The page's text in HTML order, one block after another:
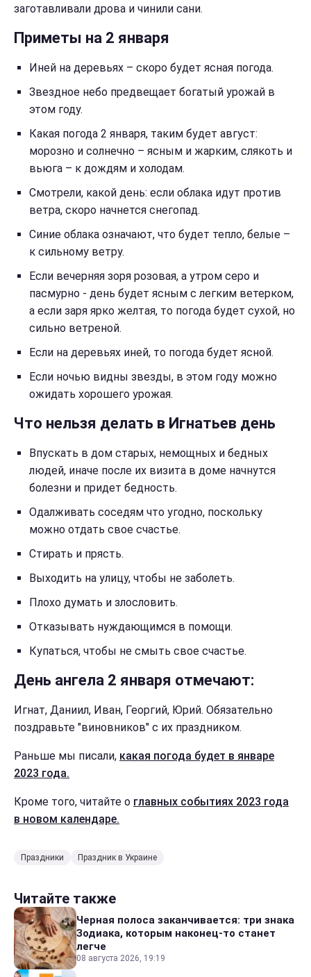
заготавливали дрова и чинили сани.
Приметы на 2 января
Иней на деревьях – скоро будет ясная погода.
Звездное небо предвещает богатый урожай в
этом году.
Какая погода 2 января, таким будет август:
морозно и солнечно – ясным и жарким, слякоть и
вьюга – к дождям и холодам.
Смотрели, какой день: если облака идут против
ветра, скоро начнется снегопад.
Синие облака означают, что будет тепло, белые –
к сильному ветру.
Если вечерняя зоря розовая, а утром серо и
пасмурно - день будет ясным с легким ветерком,
а если заря ярко желтая, то погода будет сухой, но
сильно ветреной.
Если на деревьях иней, то погода будет ясной.
Если ночью видны звезды, в этом году можно
ожидать хорошего урожая.
Что нельзя делать в Игнатьев день
Впускать в дом старых, немощных и бедных
людей, иначе после их визита в доме начнутся
болезни и придет бедность.
Одалживать соседям что угодно, поскольку
можно отдать свое счастье.
Стирать и прясть.
Выходить на улицу, чтобы не заболеть.
Плохо думать и злословить.
Отказывать нуждающимся в помощи.
Купаться, чтобы не смыть свое счастье.
День ангела 2 января отмечают:
Игнат, Даниил, Иван, Георгий, Юрий. Обязательно
поздравьте "виновников" с их праздником.
Раньше мы писали, какая погода будет в январе
2023 года.
Кроме того, читайте о главных событиях 2023 года
в новом календаре.
Праздники Праздник в Украине
Читайте также
Черная полоса заканчивается: три знака
Зодиака, которым наконец-то станет
легче
08 августа 2026, 19:19